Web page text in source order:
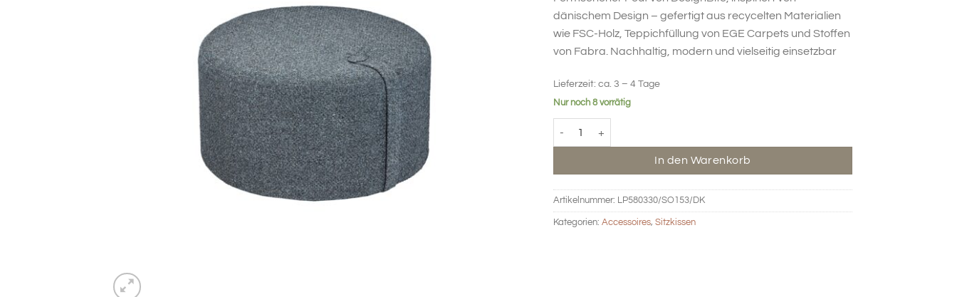
dänischem Design – gefertigt aus recycelten Materialien
wie FSC-Holz, Teppichfüllung von EGE Carpets und Stoffen
von Fabra. Nachhaltig, modern und vielseitig einsetzbar
Lieferzeit: ca. 3 – 4 Tage
Nur noch 8 vorrätig
In den Warenkorb
Artikelnummer: LP580330/SO153/DK
Kategorien: Accessoires, Sitzkissen